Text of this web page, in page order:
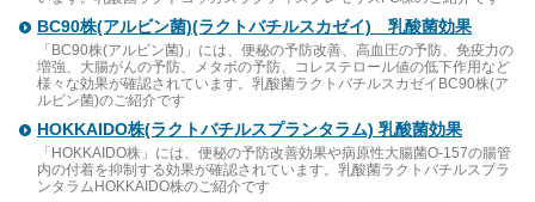
BC90株(アルビン菌)(ラクトバチルスカゼイ) 乳酸菌効果
「BC90株(アルビン菌)」には、便秘の予防改善、高血圧の予防、免疫力の
増強、大腸がんの予防、メタボの予防、コレステロール値の低下作用など
様々な効果が確認されています。乳酸菌ラクトバチルスカゼイBC90株(ア
ルビン菌)のご紹介です
HOKKAIDO株(ラクトバチルスプランタラム) 乳酸菌効果
「HOKKAIDO株」には、便秘の予防改善効果や病原性大腸菌O-157の腸管
内の付着を抑制する効果が確認されています。乳酸菌ラクトバチルスプラ
ンタラムHOKKAIDO株のご紹介です